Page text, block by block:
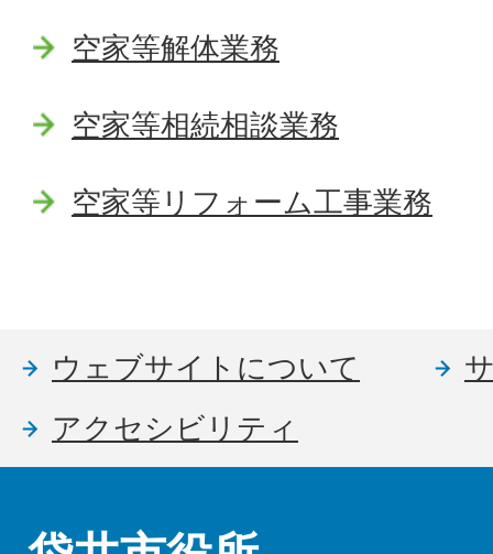
空家等解体業務
空家等相続相談業務
空家等リフォーム工事業務
ウェブサイトについて
アクセシビリティ